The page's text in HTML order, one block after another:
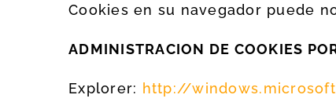
Cookies en su navegador puede
ADMINISTRACION DE COOKIES
Explorer: http://